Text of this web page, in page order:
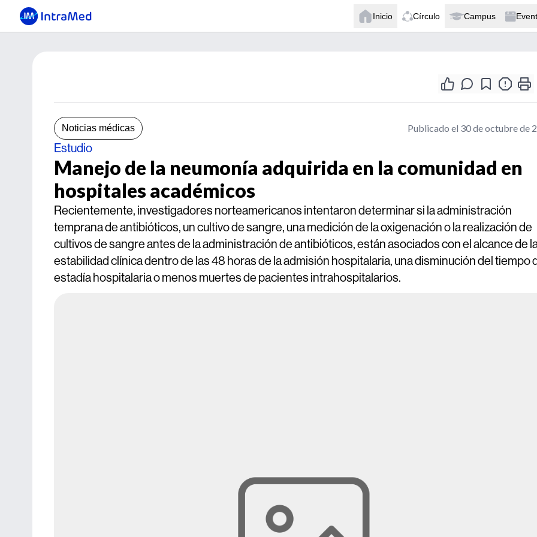
Inicio Círculo Campus
Noticias médicas Publicado el 30 de octubre de
Estudio
Manejo de la neumonía adquirida en la comunidad en
hospitales académicos
Recientemente, investigadores norteamericanos intentaron determinar si la administración
temprana de antibióticos, un cultivo de sangre, una medición de la oxigenación o la realización de
cultivos de sangre antes de la administración de antibióticos, están asociados con el alcance de
estabilidad clínica dentro de las 48 horas de la admisión hospitalaria, una disminución del tiempo
estadía hospitalaria o menos muertes de pacientes intrahospitalarios.